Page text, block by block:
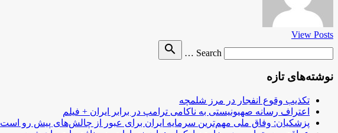
View Posts
Search …
search
نوشته‌های تازه
تکذیب وقوع انفجار در مرز شلمچه
اعتراف رسانه صهیونیستی به ناکامی ترامپ در برابر ایران + فیلم
پزشکیان: وفاق ملی مهم‌ترین سرمایه ایران برای عبور از چالش‌های پیش رو است